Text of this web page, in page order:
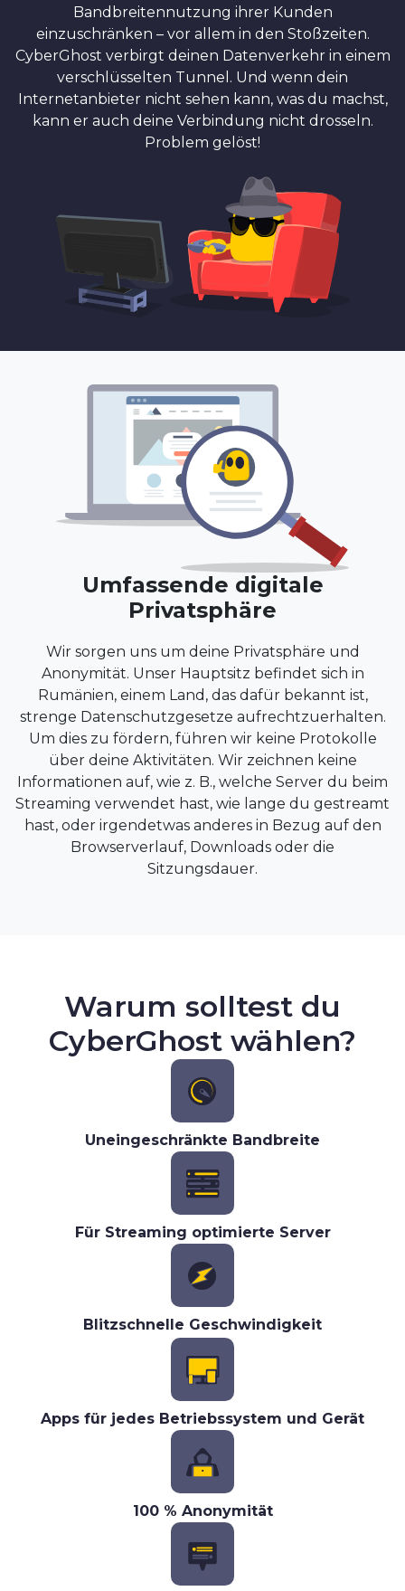
Bandbreitennutzung ihrer Kunden
einzuschränken – vor allem in den Stoßzeiten.
CyberGhost verbirgt deinen Datenverkehr in einem
verschlüsselten Tunnel. Und wenn dein
Internetanbieter nicht sehen kann, was du machst,
kann er auch deine Verbindung nicht drosseln.
Problem gelöst!
Umfassende digitale
Privatsphäre
Wir sorgen uns um deine Privatsphäre und
Anonymität. Unser Hauptsitz befindet sich in
Rumänien, einem Land, das dafür bekannt ist,
strenge Datenschutzgesetze aufrechtzuerhalten.
Um dies zu fördern, führen wir keine Protokolle
über deine Aktivitäten. Wir zeichnen keine
Informationen auf, wie z. B., welche Server du beim
Streaming verwendet hast, wie lange du gestreamt
hast, oder irgendetwas anderes in Bezug auf den
Browserverlauf, Downloads oder die
Sitzungsdauer.
Warum solltest du
CyberGhost wählen?
Uneingeschränkte Bandbreite
Für Streaming optimierte Server
Blitzschnelle Geschwindigkeit
Apps für jedes Betriebssystem und Gerät
100 % Anonymität